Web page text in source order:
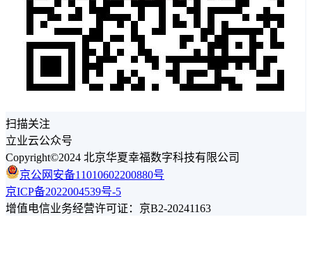
扫描关注
立业云公众号
Copyright©2024 北京华夏幸福数字科技有限公司
京公网安备11010602200880号
京ICP备2022004539号-5
增值电信业务经营许可证：京B2-20241163